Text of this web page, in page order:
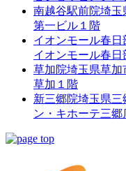
南越谷駅前院埼玉
第一ビル１階
イオンモール春日
イオンモール春日
草加院埼玉県草加
草加１階
新三郷院埼玉県三
ン・キホーテ三